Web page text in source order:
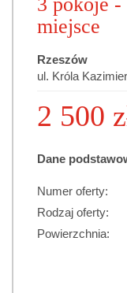
3 pokoje
miejsce
Rzeszów
ul. Króla
2 500
Dane
Numer oferty:
Rodzaj oferty:
Powierzchnia: